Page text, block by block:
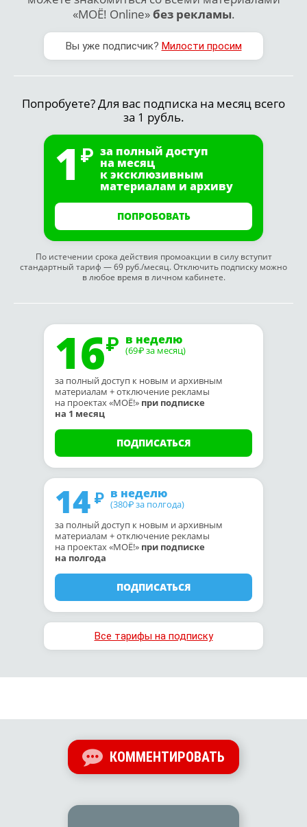
«МОЁ! Online»без рекламы.
Вы уже подписчик? Милости просим
Попробуете? Для вас подписка на месяц всего
за 1 рубль.
1 за полный доступ
на месяц
к эксклюзивным
материалам и архиву
ПОПРОБОВАТЬ
По истечении срока действия промоакции в силу вступит
стандартный тариф — 69 руб./месяц. Отключить подписку можно
в любое время в личном кабинете.
16 в неделю
(69₽ за месяц)
за полный доступ к новым и архивным
материалам + отключение рекламы
на проектах «МОЁ!» при подписке
на 1 месяц
ПОДПИСАТЬСЯ
14 в неделю
(380₽ за полгода)
за полный доступ к новым и архивным
материалам + отключение рекламы
на проектах «МОЁ!» при подписке
на полгода
ПОДПИСАТЬСЯ
Все тарифы на подписку
КОММЕНТИРОВАТЬ